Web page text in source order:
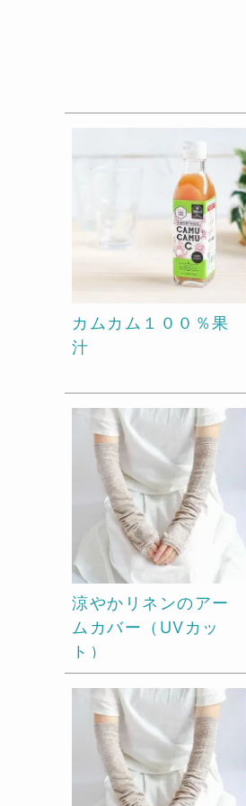
カムカム１００％果
汁
涼やかリネンのアー
ムカバー（UVカッ
ト）